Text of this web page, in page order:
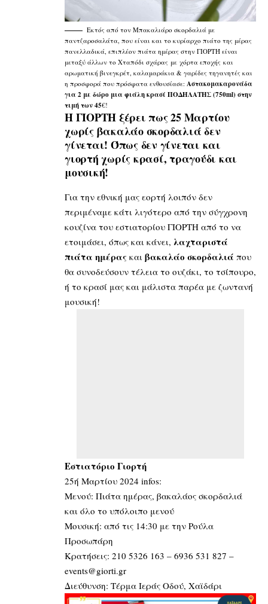
Εκτός από τον Μπακαλιάρο σκορδαλιά με
παντζαροσαλάτα, που είναι και το κυρίαρχο πιάτο της μέρας
πανελλαδικά, επιπλέον πιάτα ημέρας στην ΓΙΟΡΤΉ είναι
μεταξύ άλλων το Χταπόδι σχάρας με χόρτα εποχής και
αρωματική βινεγκρέτ, καλαμαράκια & γαρίδες τηγανητές και
η προσφορά που πρόσφατα ενθουσίασε: Αστακομακαρονάδα
για 2 με δώρο μια φιάλη κρασί ΠΟΔΗΛΑΤΗΣ (750ml) στην
τιμή των 45€!
Η ΓΙΟΡΤΗ ξέρει πως 25 Μαρτίου
χωρίς βακαλάο σκορδαλιά δεν
γίνεται! Όπως δεν γίνεται και
γιορτή χωρίς κρασί, τραγούδι και
μουσική!
Για την εθνική μας εορτή λοιπόν δεν
περιμέναμε κάτι λιγότερο από την σύγχρονη
κουζίνα του εστιατορίου ΓΙΟΡΤΗ από το να
ετοιμάσει, όπως και κάνει, λαχταριστά
πιάτα ημέρας και βακαλάο σκορδαλιά που
θα συνοδεύσουν τέλεια το ουζάκι, το τσίπουρο,
ή το κρασί μας και μάλιστα παρέα με ζωντανή
μουσική!
Εστιατόριο Γιορτή
25ή Μαρτίου 2024 infos:
Μενού: Πιάτα ημέρας, βακαλάος σκορδαλιά
και όλο το υπόλοιπο μενού
Μουσική: από τις 14:30 με την Ρούλα
Προσωπάρη
Κρατήσεις: 210 5326 163 – 6936 531 827 –
events@giorti.gr
Διεύθυνση: Τέρμα Ιεράς Οδού, Χαϊδάρι